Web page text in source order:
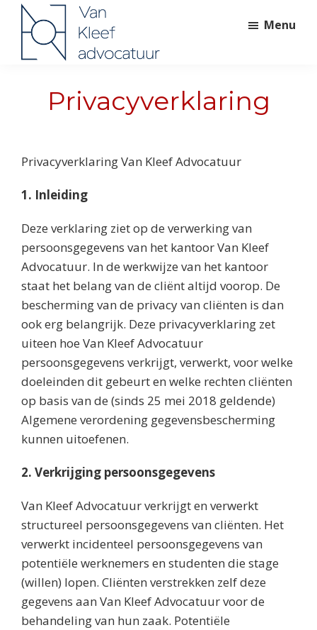
Skip
primary
Skip
Skip
Advocatuur
Menu
Privacyverklaring
Privacyverklaring Van Kleef Advocatuur
1. Inleiding
Deze verklaring ziet op de verwerking van
persoonsgegevens van het kantoor Van Kleef
Advocatuur. In de werkwijze van het kantoor
staat het belang van de cliënt altijd voorop. De
bescherming van de privacy van cliënten is dan
ook erg belangrijk. Deze privacyverklaring zet
uiteen hoe Van Kleef Advocatuur
persoonsgegevens verkrijgt, verwerkt, voor welke
doeleinden dit gebeurt en welke rechten cliënten
op basis van de (sinds 25 mei 2018 geldende)
Algemene verordening gegevensbescherming
kunnen uitoefenen.
2. Verkrijging persoonsgegevens
Van Kleef Advocatuur verkrijgt en verwerkt
structureel persoonsgegevens van cliënten. Het
verwerkt incidenteel persoonsgegevens van
potentiële werknemers en studenten die stage
(willen) lopen. Cliënten verstrekken zelf deze
gegevens aan Van Kleef Advocatuur voor de
behandeling van hun zaak. Potentiële